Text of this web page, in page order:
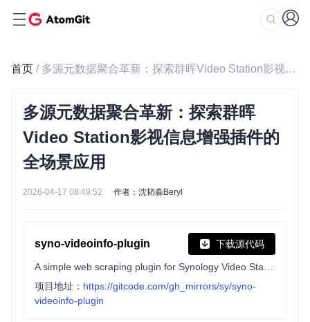
首页 / 多源元数据聚合革新：探索群晖Video Station影视信息增强插件的全场景应用
多源元数据聚合革新：探索群晖
Video Station影视信息增强插件的
全场景应用
2026-04-17 08:49:52 作者：沈韬淼Beryl
syno-videoinfo-plugin 下载源代码
项目地址： https://gitcode.com/gh_mirrors/sy/syno-
videoinfo-plugin